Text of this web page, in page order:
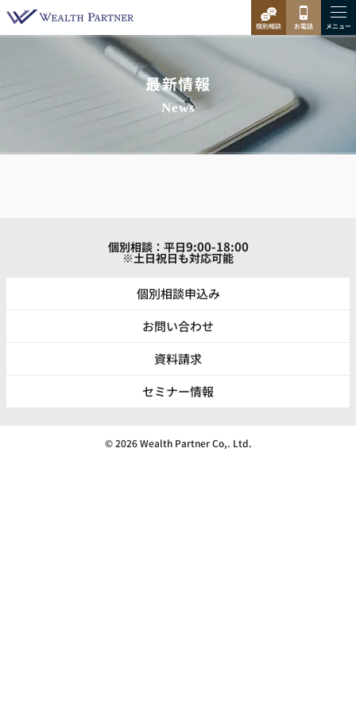
最新情報
News
個別相談：平日9:00-18:00
※土日祝日も対応可能
個別相談申込み
お問い合わせ
資料請求
セミナー情報
© 2026 Wealth Partner Co,. Ltd.